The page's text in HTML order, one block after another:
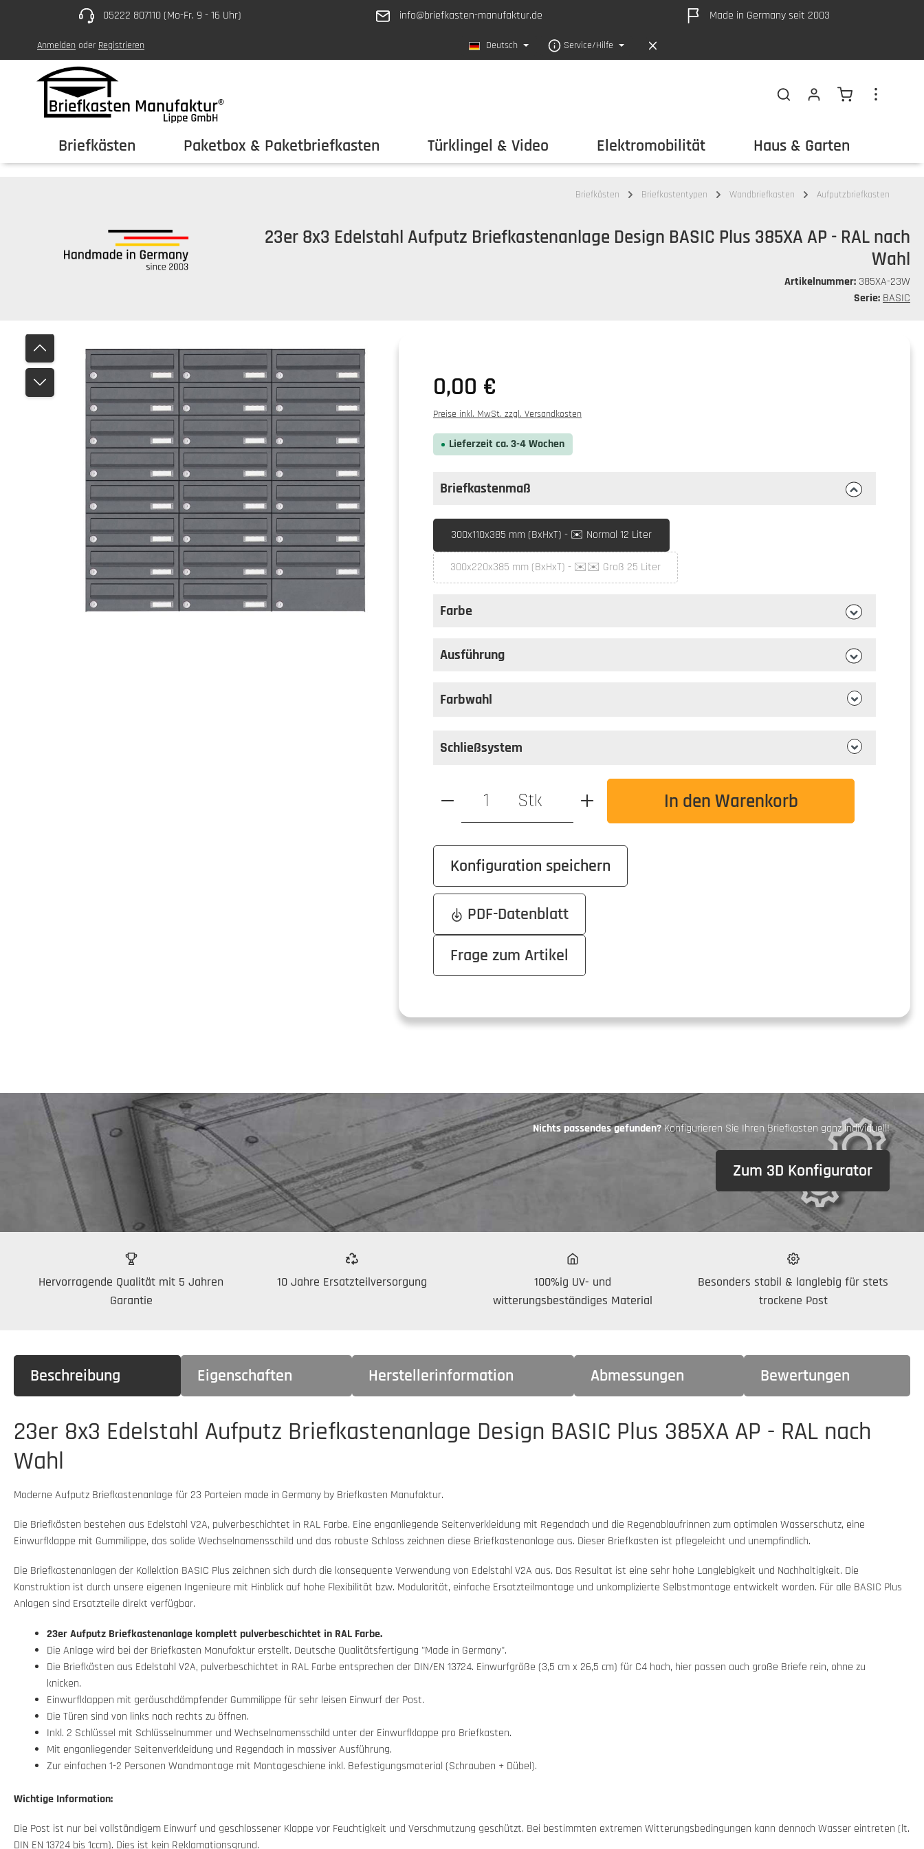
Hauptinhalt springen
Zur Hauptnavigation springen05222 807110 (Mo-Fr. 9 - 16 Uhr) info@briefkasten-manufaktur.de Made in Germany seit 2003
Anmelden oder Registrieren Deutsch Service/Hilfe
Warenkorb
Briefkästen Paketbox & Paketbriefkasten Türklingel & Video Elektromobilität Haus & Garten
Briefkästen Briefkastentypen Wandbriefkasten Aufputzbriefkasten
23er 8x3 Edelstahl Aufputz Briefkastenanlage Design BASIC Plus 385XA AP - RAL nach
Wahl
Artikelnummer: 385XA-23W
Serie: BASIC
Bildergalerie überspringen
0,00 €
Preise inkl. MwSt. zzgl. Versandkosten
Lieferzeit ca. 3-4 Wochen
Briefkastenmaß
Briefkastenmaßauswählen
300x110x385 mm (BxHxT) - ✉️ Normal 12 Liter
300x220x385 mm (BxHxT) - ✉️✉️ Groß 25 Liter
(Diese Option ist zurzeit nicht verfügbar.)
Farbe
Ausführung
Farbwahl
Schließsystem
Produkt Anzahl: Gib den gewünschten Wert ein oder benutze die
Stk In den Warenkorb
Konfiguration speichern
PDF-Datenblatt
Frage zum Artikel
Nichts passendes gefunden?Konfigurieren Sie Ihren Briefkasten ganz individuell!
Zum 3D Konfigurator
Hervorragende Qualität mit 5 Jahren
Garantie
10 Jahre Ersatzteilversorgung
100%ig UV- und
witterungsbeständiges Material
Besonders stabil & langlebig für stets
trockene Post
Beschreibung Eigenschaften Herstellerinformation Abmessungen Bewertungen
23er 8x3 Edelstahl Aufputz Briefkastenanlage Design BASIC Plus 385XA AP - RAL nach
Wahl
Moderne Aufputz Briefkastenanlage für 23 Parteien made in Germany by Briefkasten Manufaktur.
Die Briefkästen bestehen aus Edelstahl V2A, pulverbeschichtet in RAL Farbe. Eine enganliegende Seitenverkleidung mit Regendach und die Regenablaufrinnen zum optimalen Wasserschutz, eine
Einwurfklappe mit Gummilippe, das solide Wechselnamensschild und das robuste Schloss zeichnen diese Briefkastenanlage aus. Dieser Briefkasten ist pflegeleicht und unempfindlich.
Die Briefkastenanlagen der Kollektion BASIC Plus zeichnen sich durch die konsequente Verwendung von Edelstahl V2A aus. Das Resultat ist eine sehr hohe Langlebigkeit und Nachhaltigkeit. Die
Konstruktion ist durch unsere eigenen Ingenieure mit Hinblick auf hohe Flexibilität bzw. Modularität, einfache Ersatzteilmontage und unkomplizierte Selbstmontage entwickelt worden. Für alle BASIC Plus
Anlagen sind Ersatzteile direkt verfügbar.
23er Aufputz Briefkastenanlage komplett pulverbeschichtet in RAL Farbe.
Die Anlage wird bei der Briefkasten Manufaktur erstellt. Deutsche Qualitätsfertigung "Made in Germany".
Die Briefkästen aus Edelstahl V2A, pulverbeschichtet in RAL Farbe entsprechen der DIN/EN 13724. Einwurfgröße (3,5 cm x 26,5 cm) für C4 hoch, hier passen auch große Briefe rein, ohne zu
knicken.
Einwurfklappen mit geräuschdämpfender Gummilippe für sehr leisen Einwurf der Post.
Die Türen sind von links nach rechts zu öffnen.
Inkl. 2 Schlüssel mit Schlüsselnummer und Wechselnamensschild unter der Einwurfklappe pro Briefkasten.
Mit enganliegender Seitenverkleidung und Regendach in massiver Ausführung.
Zur einfachen 1-2 Personen Wandmontage mit Montageschiene inkl. Befestigungsmaterial (Schrauben + Dübel).
Wichtige Information:
Die Post ist nur bei vollständigem Einwurf und geschlossener Klappe vor Feuchtigkeit und Verschmutzung geschützt. Bei bestimmten extremen Witterungsbedingungen kann dennoch Wasser eintreten (lt.
DIN EN 13724 bis 1ccm). Dies ist kein Reklamationsgrund.